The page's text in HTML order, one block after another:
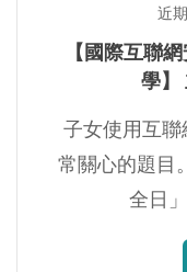
近
【國際互聯
學】
子女使用互
常關心的題目
全日